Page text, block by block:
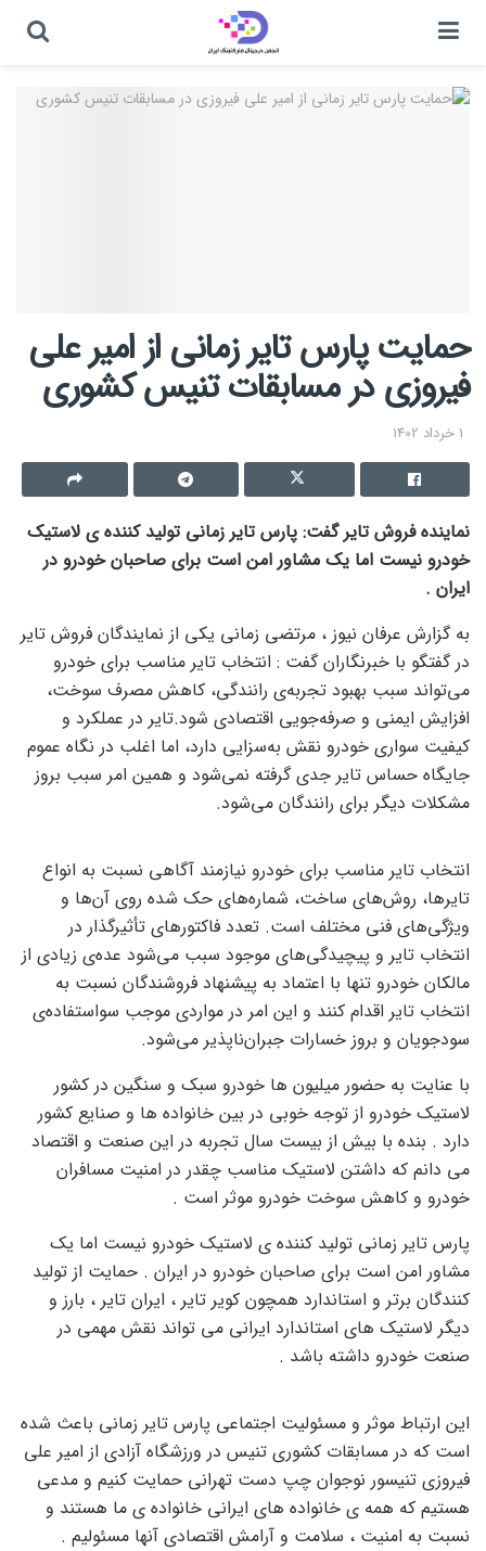
حمایت پارس تایر زمانی از امیر علی
فیروزی در مسابقات تنیس کشوری
1 خرداد 1402
نماینده فروش تایر گفت: پارس تایر زمانی تولید کننده ی لاستیک
خودرو نیست اما یک مشاور امن است برای صاحبان خودرو در
ایران .
به گزارش عرفان نیوز ، مرتضی زمانی یکی از نمایندگان فروش تایر
در گفتگو با خبرنگاران گفت : انتخاب تایر مناسب برای خودرو
می‌تواند سبب بهبود تجربه‌ی رانندگی، کاهش مصرف سوخت،
افزایش ایمنی و صرفه‌جویی اقتصادی شود.تایر در عملکرد و
کیفیت سواری خودرو نقش به‌سزایی دارد، اما اغلب در نگاه عموم
جایگاه حساس تایر جدی گرفته نمی‌شود و همین امر سبب بروز
مشکلات دیگر برای رانندگان می‌شود.
انتخاب تایر مناسب برای خودرو نیازمند آگاهی نسبت به انواع
تایرها، روش‌های ساخت، شماره‌های حک شده روی آن‌ها و
ویژگی‌های فنی مختلف است. تعدد فاکتورهای تأثیرگذار در
انتخاب تایر و پیچیدگی‌های موجود سبب می‌شود عده‌ی زیادی از
مالکان خودرو تنها با اعتماد به پیشنهاد فروشندگان نسبت به
انتخاب تایر اقدام کنند و این امر در مواردی موجب سواستفاده‌ی
سودجویان و بروز خسارات جبران‌ناپذیر می‌شود.
با عنایت به حضور میلیون ها خودرو سبک و سنگین در کشور
لاستیک خودرو از توجه خوبی در بین خانواده ها و صنایع کشور
دارد . بنده با بیش از بیست سال تجربه در این صنعت و اقتصاد
می دانم که داشتن لاستیک مناسب چقدر در امنیت مسافران
خودرو و کاهش سوخت خودرو موثر است .
پارس تایر زمانی تولید کننده ی لاستیک خودرو نیست اما یک
مشاور امن است برای صاحبان خودرو در ایران . حمایت از تولید
کنندگان برتر و استاندارد همچون کویر تایر ، ایران تایر ، بارز و
دیگر لاستیک های استاندارد ایرانی می تواند نقش مهمی در
صنعت خودرو داشته باشد .
این ارتباط موثر و مسئولیت اجتماعی پارس تایر زمانی باعث شده
است که در مسابقات کشوری تنیس در ورزشگاه آزادی از امیر علی
فیروزی تنیسور نوجوان چپ دست تهرانی حمایت کنیم و مدعی
هستیم که همه ی خانواده های ایرانی خانواده ی ما هستند و
نسبت به امنیت ، سلامت و آرامش اقتصادی آنها مسئولیم .